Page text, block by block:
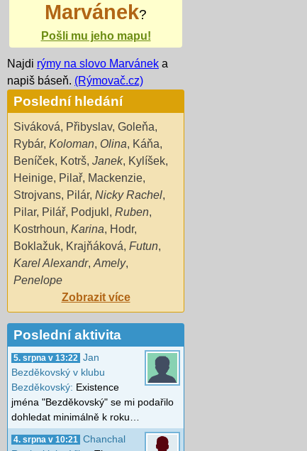
Marvánek?
Pošli mu jeho mapu!
Najdi rýmy na slovo Marvánek a
napiš báseň. (Rýmovač.cz)
Poslední hledání
Siváková, Přibyslav, Goleňa,
Rybár, Koloman, Olina, Káňa,
Beníček, Kotrš, Janek, Kylíšek,
Heinige, Pilař, Mackenzie,
Strojvans, Pilár, Nicky Rachel,
Pilar, Pilář, Podjukl , Ruben,
Kostrhoun, Karina, Hodr,
Boklažuk, Krajňáková, Futun,
Karel Alexandr, Amely,
Penelope
Zobrazit více
Poslední aktivita
5. srpna v 13:22
Jan
Bezděkovský v klubu
Bezděkovský: Existence
jména "Bezděkovský" se mi podařilo
dohledat minimálně k roku…
4. srpna v 10:21
Chanchal